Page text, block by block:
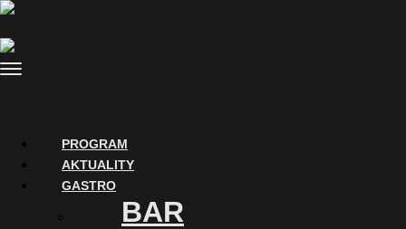
Preskočiť
obsah
Menu
PROGRAM
AKTUALITY
GASTRO
BAR